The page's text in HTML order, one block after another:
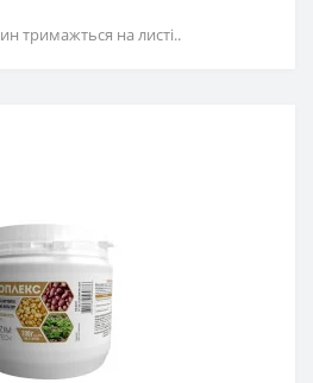
тримажться на листі..